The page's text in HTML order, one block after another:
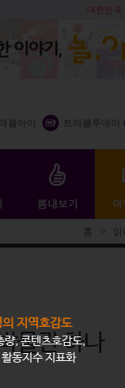
대한민국
블아이 트래블투데이
홈 > 읽
물관 하나
지역호감도
량, 콘텐츠호감도,
동지수 지표화